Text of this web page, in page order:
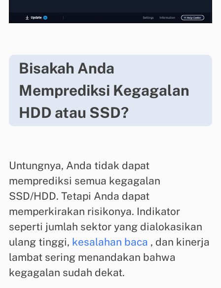
Bisakah Anda
Memprediksi Kegagalan
HDD atau SSD?
Untungnya, Anda tidak dapat
memprediksi semua kegagalan
SSD/HDD. Tetapi Anda dapat
memperkirakan risikonya. Indikator
seperti jumlah sektor yang dialokasikan
ulang tinggi, kesalahan baca , dan kinerja
lambat sering menandakan bahwa
kegagalan sudah dekat.